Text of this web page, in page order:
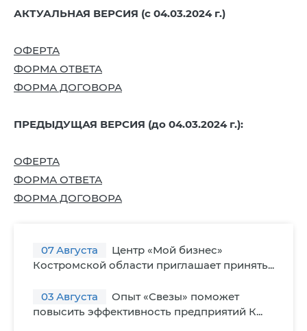
АКТУАЛЬНАЯ ВЕРСИЯ (с 04.03.2024 г.)
ОФЕРТА
ФОРМА ОТВЕТА
ФОРМА ДОГОВОРА
ПРЕДЫДУЩАЯ ВЕРСИЯ (до 04.03.2024 г.):
ОФЕРТА
ФОРМА ОТВЕТА
ФОРМА ДОГОВОРА
07Августа
Центр «Мой бизнес»
Костромской области приглашает принять...
03 Августа
Опыт «Свезы» поможет
повысить эффективность предприятий К...